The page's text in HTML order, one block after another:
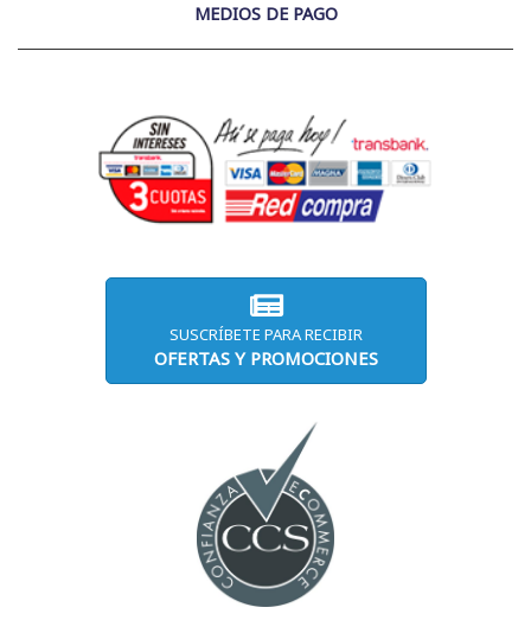
MEDIOS DE PAGO
SUSCRÍBETE PARA RECIBIR
OFERTAS Y PROMOCIONES